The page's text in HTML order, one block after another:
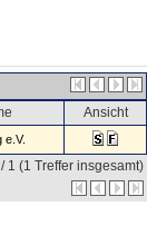
Ansicht
e.V.
1 (1 Treffer insgesamt)